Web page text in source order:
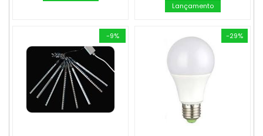
Lançamento
-9% -29%